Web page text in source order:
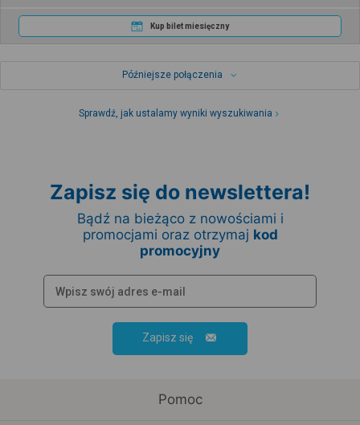
Kup bilet miesięczny
Późniejsze połączenia
Sprawdź, jak ustalamy wyniki wyszukiwania
Zapisz się do newslettera!
Bądź na bieżąco z nowościami i
promocjami oraz otrzymaj kod
promocyjny
Zapisz się
Pomoc